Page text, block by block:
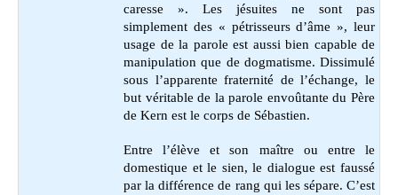
caresse ». Les jésuites ne sont pas
simplement des « pétrisseurs d’âme », leur
usage de la parole est aussi bien capable de
manipulation que de dogmatisme. Dissimulé
sous l’apparente fraternité de l’échange, le
but véritable de la parole envoûtante du Père
de Kern est le corps de Sébastien.
Entre l’élève et son maître ou entre le
domestique et le sien, le dialogue est faussé
par la différence de rang qui les sépare. C’est